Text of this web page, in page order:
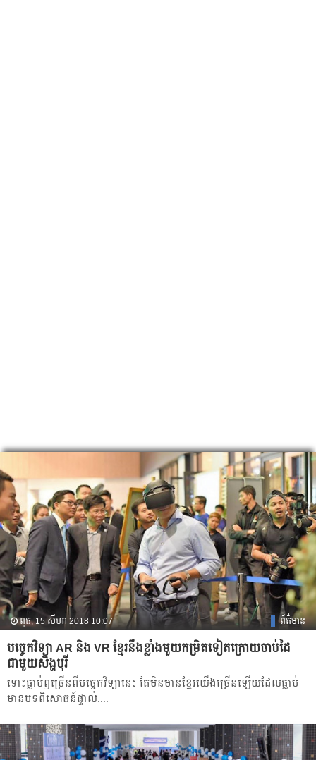
ពុធ, 15 សីហា 2018 10:07 ព័ត៌មាន
បច្ចេកវិទ្យា​ AR និង VR ខ្មែរ​នឹង​​ខ្លាំង​មួយ​កម្រិត​ទៀត​​ក្រោយ​ចាប់ដៃ​
ជាមួយ​សិង្ហ​បុរី
ទោះ​ធ្លាប់​ឮច្រើនពីបច្ចេកវិទ្យា​នេះ​ តែ​មិន​មាន​ខ្មែរ​យើង​ច្រើនឡើយ​ដែល​ធ្លាប់
មាន​បទពិសោធន៍​ផ្ទាល់....​